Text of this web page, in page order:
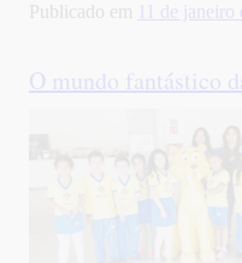
Publicado em 11 de
O mundo fantástico